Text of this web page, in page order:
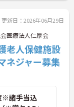
更新日：2026年06月29日
医療法人仁厚会
老人保健施設
ネジャー募集
※諸手当込